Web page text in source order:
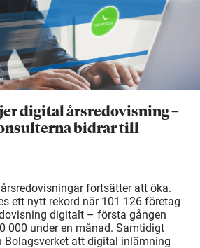
digital årsredovisning –
bidrar till
fortsätter att öka.
ett nytt rekord när 101 126 företag
digitalt – första gången
000 under en månad. Samtidigt
att digital inlämning